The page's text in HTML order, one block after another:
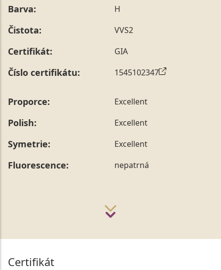
Barva: H
Čistota: VVS2
Certifikát: GIA
Číslo certifikátu: 1545102347
Proporce: Excellent
Polish: Excellent
Symetrie: Excellent
Fluorescence: nepatrná
Certifikát